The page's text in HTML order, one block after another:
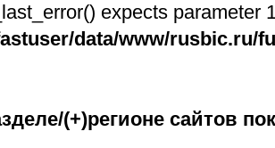
expects parameter
data/www/rusbic.ru/
(+)регионе сайтов